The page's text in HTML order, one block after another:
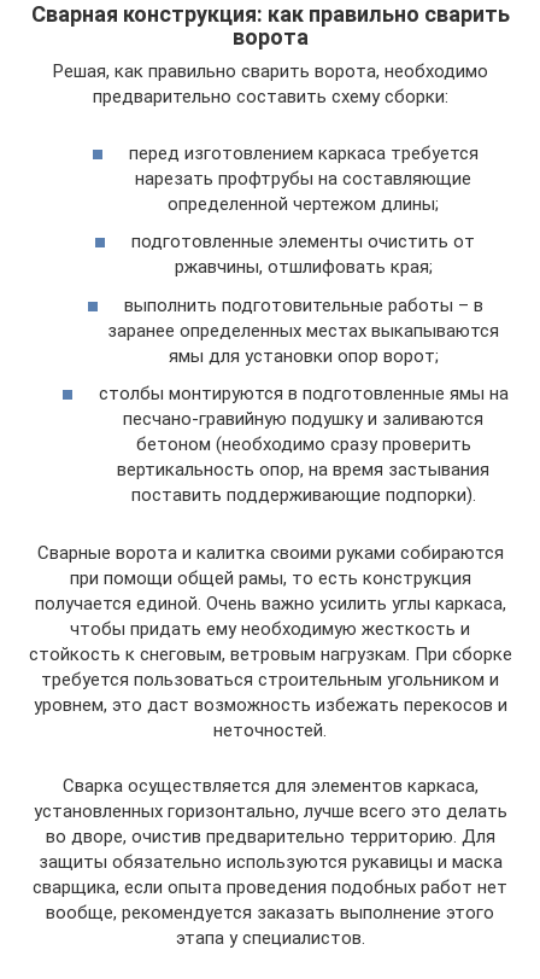
Сварная конструкция: как правильно сварить
ворота
Решая, как правильно сварить ворота, необходимо
предварительно составить схему сборки:
перед изготовлением каркаса требуется
нарезать профтрубы на составляющие
определенной чертежом длины;
подготовленные элементы очистить от
ржавчины, отшлифовать края;
выполнить подготовительные работы – в
заранее определенных местах выкапываются
ямы для установки опор ворот;
столбы монтируются в подготовленные ямы на
песчано-гравийную подушку и заливаются
бетоном (необходимо сразу проверить
вертикальность опор, на время застывания
поставить поддерживающие подпорки).
Сварные ворота и калитка своими руками собираются
при помощи общей рамы, то есть конструкция
получается единой. Очень важно усилить углы каркаса,
чтобы придать ему необходимую жесткость и
стойкость к снеговым, ветровым нагрузкам. При сборке
требуется пользоваться строительным угольником и
уровнем, это даст возможность избежать перекосов и
неточностей.
Сварка осуществляется для элементов каркаса,
установленных горизонтально, лучше всего это делать
во дворе, очистив предварительно территорию. Для
защиты обязательно используются рукавицы и маска
сварщика, если опыта проведения подобных работ нет
вообще, рекомендуется заказать выполнение этого
этапа у специалистов.